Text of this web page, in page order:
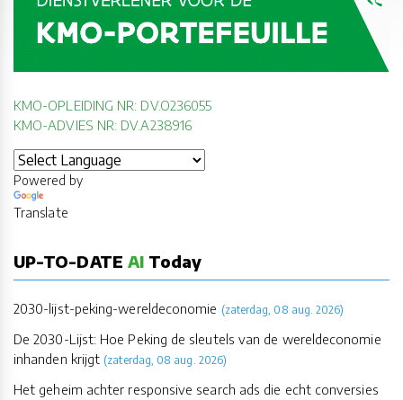
KMO-OPLEIDING NR: DV.O236055
KMO-ADVIES NR: DV.A238916
Powered by
Translate
UP-TO-DATE AI Today
2030-lijst-peking-wereldeconomie (zaterdag, 08 aug. 2026)
De 2030-Lijst: Hoe Peking de sleutels van de wereldeconomie
inhanden krijgt (zaterdag, 08 aug. 2026)
Het geheim achter responsive search ads die echt conversies